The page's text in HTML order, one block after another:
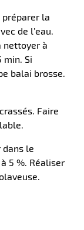
préparer la
de l’eau.
nettoyer à
min. Si
balai brosse.
Faire
dans le
5 %. Réaliser